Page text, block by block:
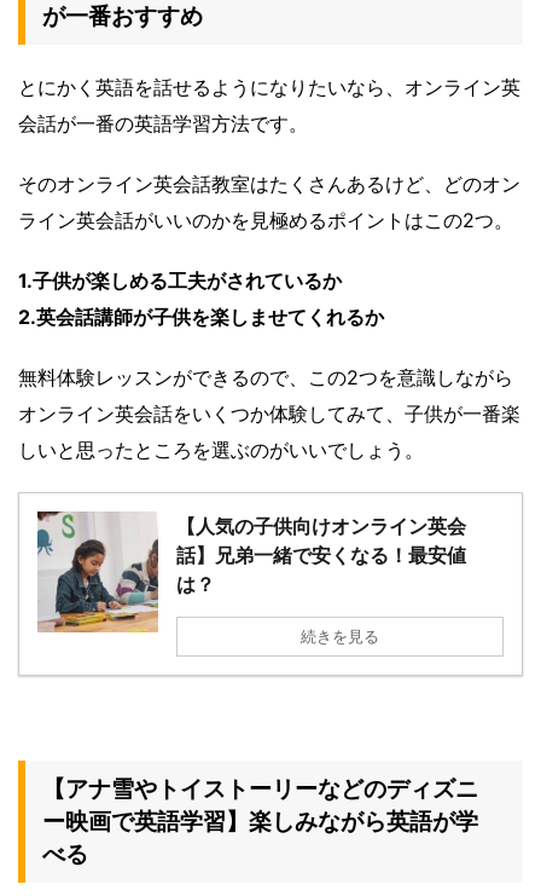
が一番おすすめ
とにかく英語を話せるようになりたいなら、オンライン英
会話が一番の英語学習方法です。
そのオンライン英会話教室はたくさんあるけど、どのオン
ライン英会話がいいのかを見極めるポイントはこの2つ。
1.子供が楽しめる工夫がされているか
2.英会話講師が子供を楽しませてくれるか
無料体験レッスンができるので、この2つを意識しながら
オンライン英会話をいくつか体験してみて、子供が一番楽
しいと思ったところを選ぶのがいいでしょう。
【人気の子供向けオンライン英会
話】兄弟一緒で安くなる！最安値
は？
続きを見る
【アナ雪やトイストーリーなどのディズニ
ー映画で英語学習】楽しみながら英語が学
べる